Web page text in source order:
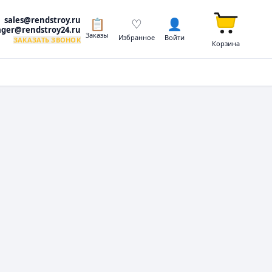
sales@rendstroy.ru
ЗАКАЗАТЬ ЗВОНОК
📋
Заказы
♡
Избранное
👤
Войти
Корзина